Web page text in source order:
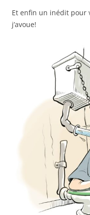
Et enfin un inédit pour
j’avoue!